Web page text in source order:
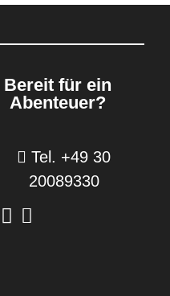
Bereit für ein
Abenteuer?
Tel. +49 30
20089330